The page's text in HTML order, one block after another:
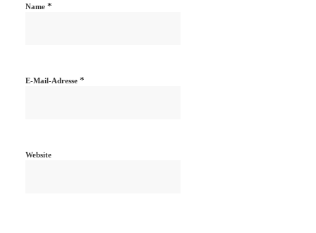
Name *
E-Mail-Adresse *
Website